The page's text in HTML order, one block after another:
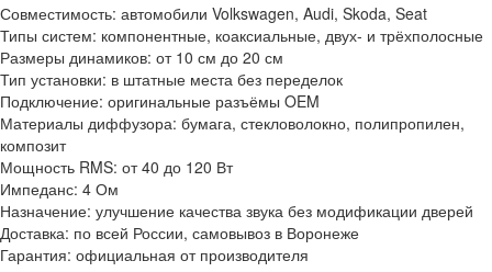
Совместимость: автомобили Volkswagen, Audi, Skoda, Seat
Типы систем: компонентные, коаксиальные, двух- и трёхполосные
Размеры динамиков: от 10 см до 20 см
Тип установки: в штатные места без переделок
Подключение: оригинальные разъёмы OEM
Материалы диффузора: бумага, стекловолокно, полипропилен,
композит
Мощность RMS: от 40 до 120 Вт
Импеданс: 4 Ом
Назначение: улучшение качества звука без модификации дверей
Доставка: по всей России, самовывоз в Воронеже
Гарантия: официальная от производителя